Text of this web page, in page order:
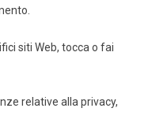
siti Web, tocca o fai
relative alla privacy,